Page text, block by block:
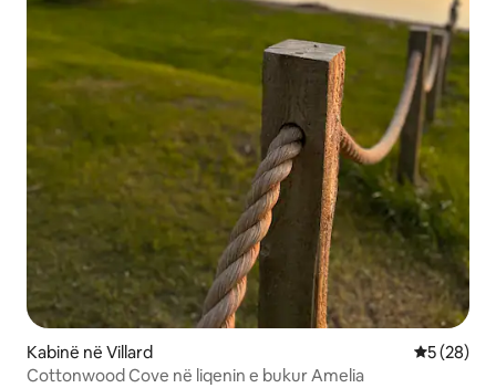
Kabinë në Villard Vlerësimi
5 (28)
Cottonwood Cove në liqenin e bukur Amelia